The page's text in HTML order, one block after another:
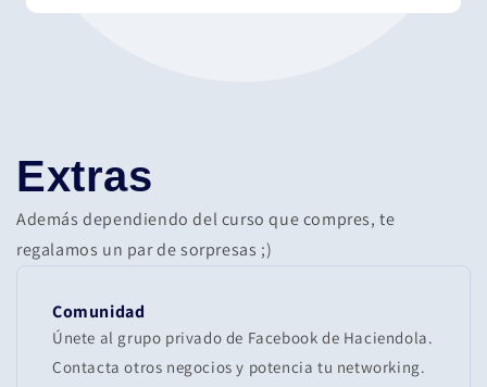
Extras
Además dependiendo del curso que compres, te
regalamos un par de sorpresas ;)
Comunidad
Únete al grupo privado de Facebook de Haciendola.
Contacta otros negocios y potencia tu networking.